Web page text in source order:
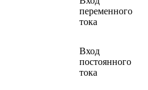
переменного
тока
Вход
постоянного
тока